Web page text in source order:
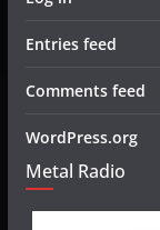
Entries feed
Comments feed
WordPress.org
Metal Radio